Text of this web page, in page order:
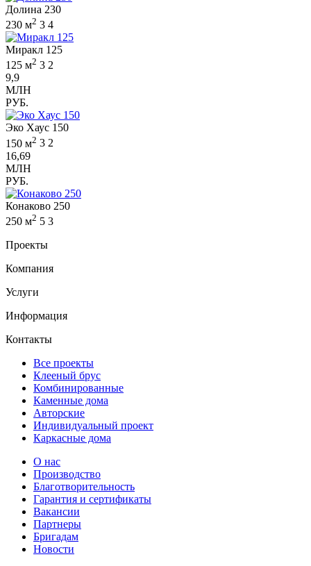
Долина 230
230 м2 3 4
Миракл 125
125 м2 3 2
9,9
МЛН
РУБ.
Эко Хаус 150
150 м2 3 2
16,69
МЛН
РУБ.
Конаково 250
250 м2 5 3
Проекты
Компания
Услуги
Информация
Контакты
Все проекты
Клееный брус
Комбинированные
Каменные дома
Авторские
Индивидуальный проект
Каркасные дома
О нас
Производство
Благотворительность
Гарантия и сертификаты
Вакансии
Партнеры
Бригадам
Новости